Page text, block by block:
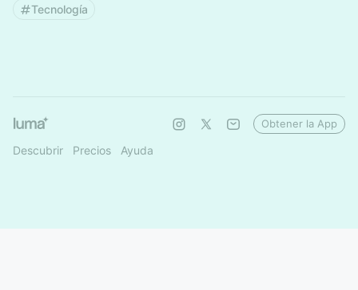
Tecnología
Descubrir Precios Ayuda
Obtener la App